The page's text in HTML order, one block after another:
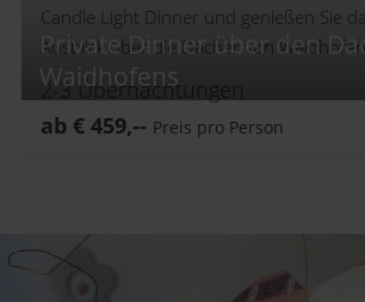
Private Dinner über den
Waidhofens
Candle Light Dinner und genießen Sie
Ausblick über die Dächer von Waidhofen.
2-3Übernachtungen
ab € 459,-- Preis pro Person